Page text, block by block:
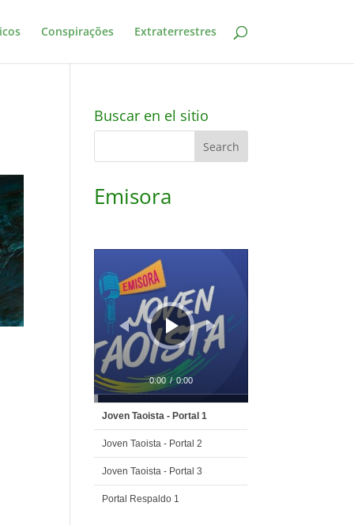
Conspirações Extraterrestres
Buscar en el sitio
Emisora
Audio
0:00 / 0:00
Joven Taoista - Portal 1
Joven Taoista - Portal 2
Joven Taoista - Portal 3
Portal Respaldo 1